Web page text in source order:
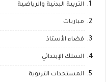
التربية البدنية والرياضية
مباريات
فضاء الأستاذ
السلك الإبتدائي
المستجدات التربوية